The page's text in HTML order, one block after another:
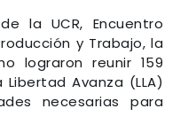
la UCR, Encuentro
y Trabajo, la
lograron reunir 159
Avanza (LLA)
necesarias para